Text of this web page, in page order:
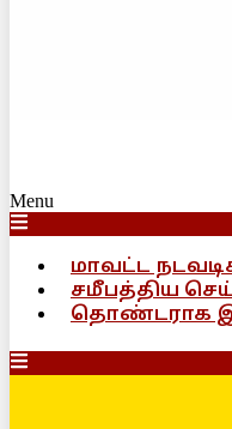
Menu
மாவட்ட
சமீபத்திய
தொண்டராக